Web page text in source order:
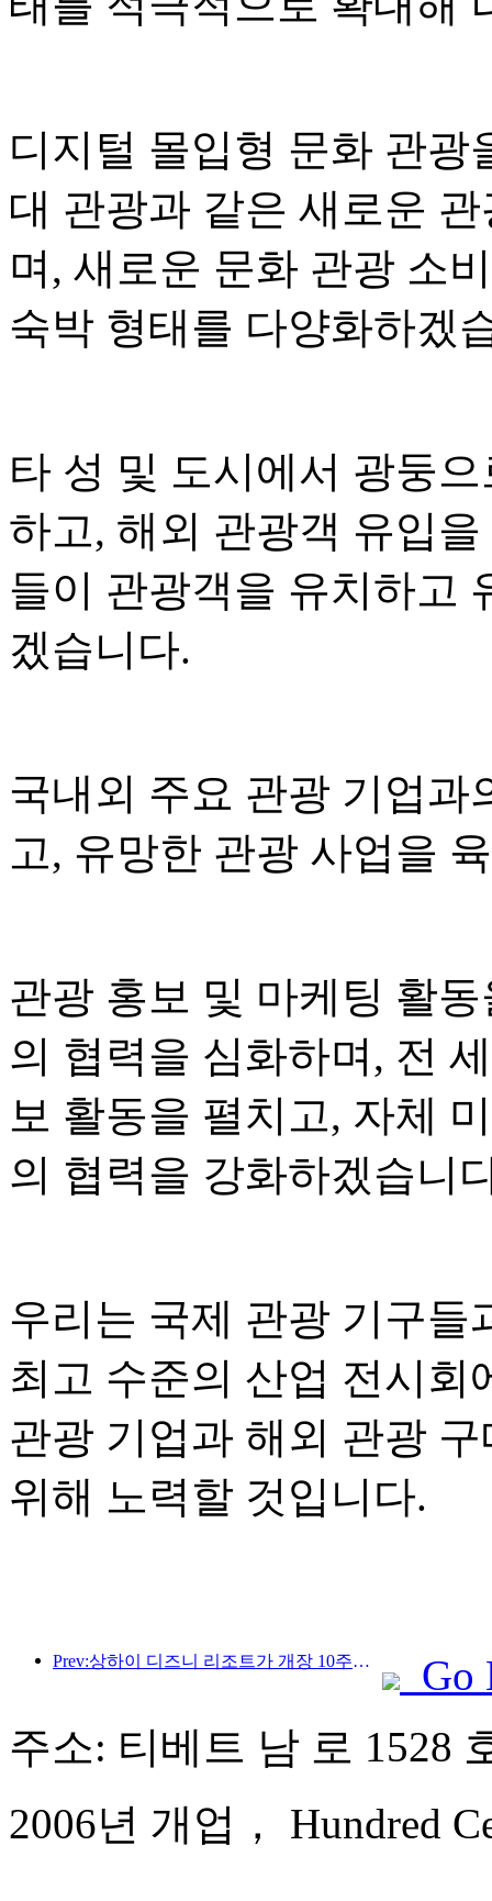
디지털 몰입형 문화 관광
대 관광과 같은 새로운
며, 새로운 문화 관광 소
숙박 형태를 다양화하겠
타 성 및 도시에서 광둥
하고, 해외 관광객 유입
들이 관광객을 유치하고
겠습니다.
국내외 주요 관광 기업과
고, 유망한 관광 사업을
관광 홍보 및 마케팅 활
의 협력을 심화하며, 전
보 활동을 펼치고, 자체
의 협력을 강화하겠습니
우리는 국제 관광 기구들
최고 수준의 산업 전시회
관광 기업과 해외 관광
위해 노력할 것입니다.
Prev:상하이 디즈니 리조트가 개장 10주년을 맞이했으며, 현재까지 1억 명이 넘는 방문객을 맞이했습니다.
Go
주소: 티베트 남 로 1528
2006년 개업， Hundred